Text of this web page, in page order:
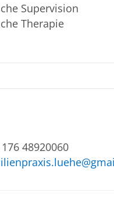
Supervision
Therapie
48920060